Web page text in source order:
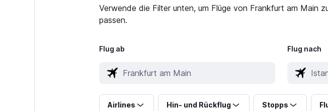
Verwende die Filter unten, um Flüge von Frankfurt am Main
passen.
Flug ab Flug nach
Airlines Hin- und Rückflug Stopps